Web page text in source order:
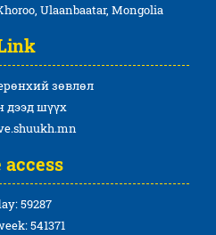
Ulaanbaatar, Mongolia
зөвлөл
дээд шүүх
access
59287
541371